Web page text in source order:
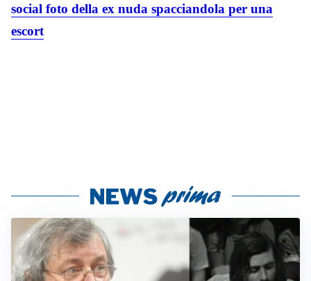
social foto della ex nuda spacciandola per una
escort